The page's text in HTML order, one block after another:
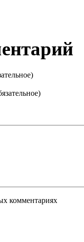
комментариях